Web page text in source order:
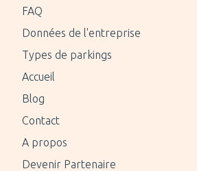
FAQ
Données de l'entreprise
Types de parkings
Accueil
Blog
Contact
A propos
Devenir Partenaire